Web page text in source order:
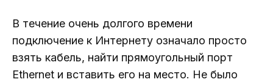
В течение очень долгого времени
подключение к Интернету означало просто
взять кабель, найти прямоугольный порт
Ethernet и вставить его на место. Не было